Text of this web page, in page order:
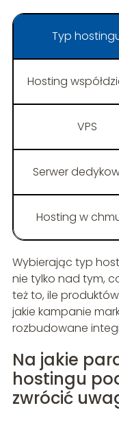
Typ
Hosting
VPS
Serwer
Hosting w
Wybierając typ
nie tylko nad tym,
też to, ile
jakie kampanie
rozbudowane
Na jakie
hostingu
zwrócić